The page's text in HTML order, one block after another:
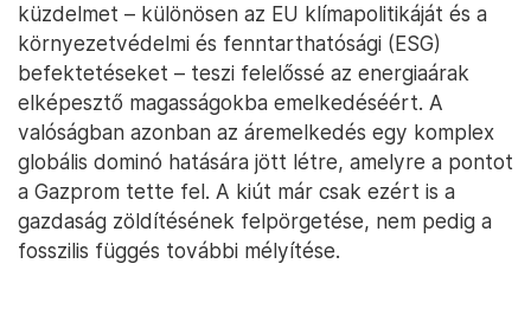
küzdelmet – különösen az EU klímapolitikáját és a
környezetvédelmi és fenntarthatósági (ESG)
befektetéseket – teszi felelőssé az energiaárak
elképesztő magasságokba emelkedéséért. A
valóságban azonban az áremelkedés egy komplex
globális dominó hatására jött létre, amelyre a pontot
a Gazprom tette fel. A kiút már csak ezért is a
gazdaság zöldítésének felpörgetése, nem pedig a
fosszilis függés további mélyítése.